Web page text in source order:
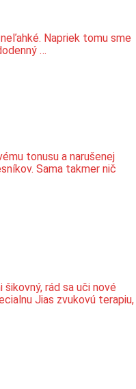
Napriek tomu sme
…
tonusu a narušenej
Sama takmer nič
rád sa uči nové
Jias zvukovú terapiu,